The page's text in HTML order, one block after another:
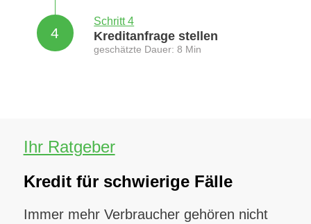
4
Schritt 4
Kreditanfrage stellen
geschätzte Dauer: 8 Min
Ihr Ratgeber
Kredit für schwierige Fälle
Immer mehr Verbraucher gehören nicht